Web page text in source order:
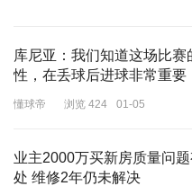
松营造出“生人勿近”的高级距
Whiteley 接连上身示范，让“武
库尼亚：我们知道这场比赛
性，在丢球后进球非常重要
懂球帝 浏览 424 01-05
业主2000万买新房质量问
处 维修2年仍未解决